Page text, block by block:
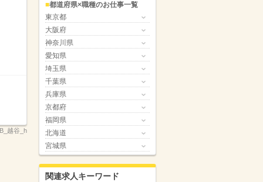
越谷_h
都道府県×職種のお仕事一覧
東京都
大阪府
神奈川県
愛知県
埼玉県
千葉県
兵庫県
京都府
福岡県
北海道
宮城県
関連求人キーワード